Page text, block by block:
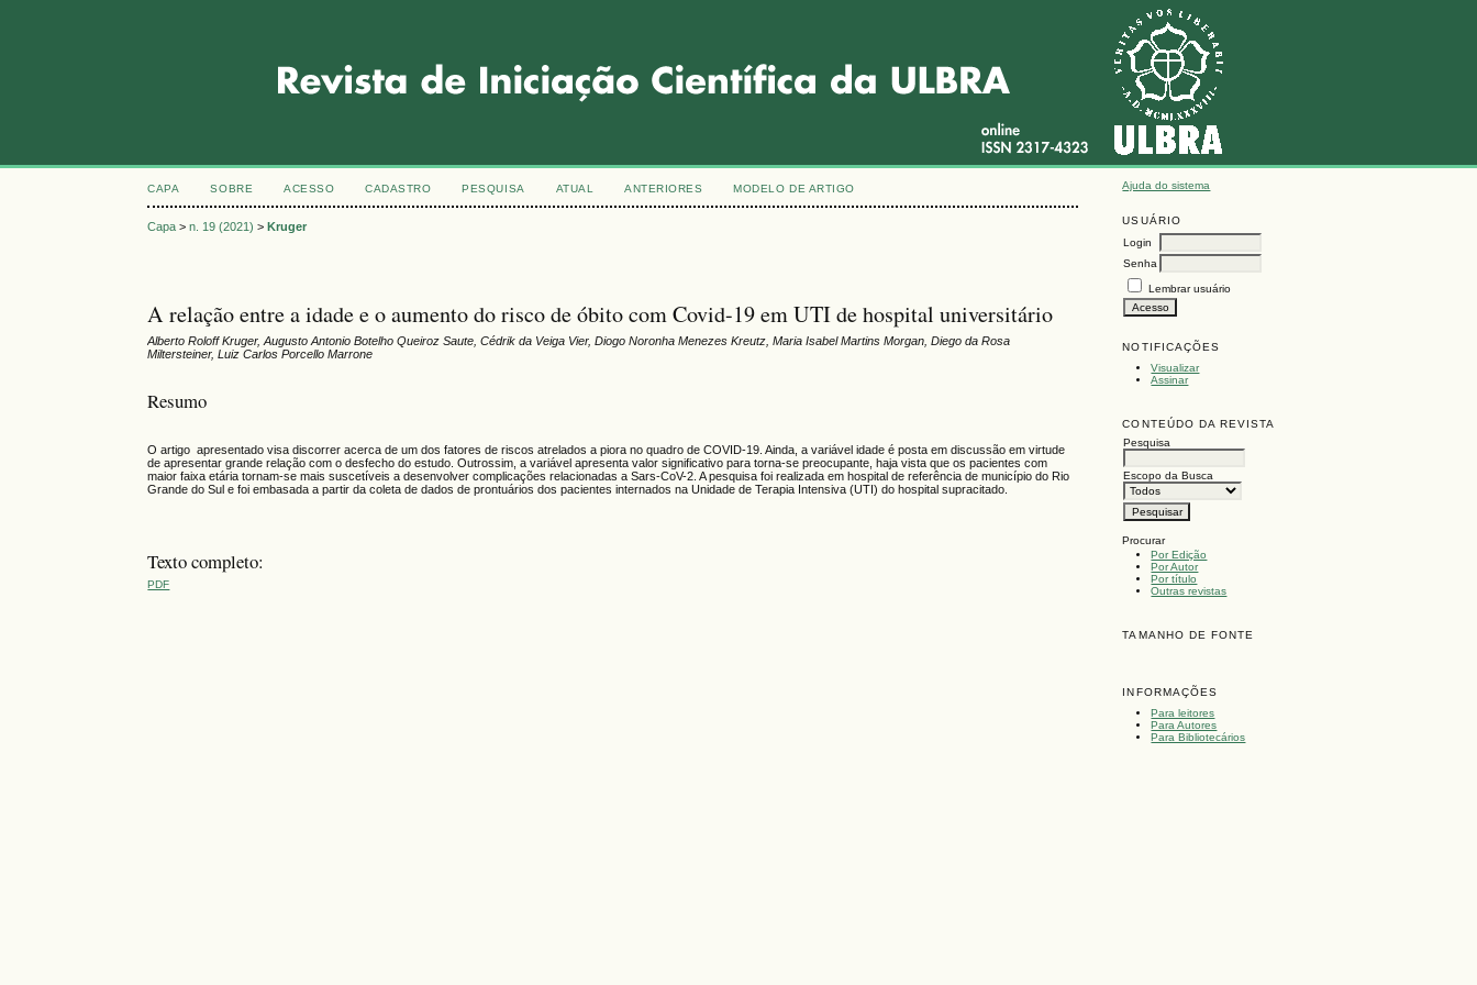
Ajuda do sistema
USUÁRIO
Login
Senha
Lembrar usuário
NOTIFICAÇÕES
Visualizar
Assinar
CONTEÚDO DA REVISTA
Pesquisa
Escopo da Busca
Procurar
Por Edição
Por Autor
Por título
Outras revistas
TAMANHO DE FONTE
INFORMAÇÕES
Para leitores
Para Autores
Para Bibliotecários
CAPA SOBRE ACESSO CADASTRO PESQUISA ATUAL ANTERIORES MODELO DE ARTIGO
Capa >n. 19 (2021) >Kruger
A relação entre a idade e o aumento do risco de óbito com Covid-19 em UTI de hospital universitário
Alberto Roloff Kruger, Augusto Antonio Botelho Queiroz Saute, Cédrik da Veiga Vier, Diogo Noronha Menezes Kreutz, Maria Isabel Martins Morgan, Diego da Rosa
Miltersteiner, Luiz Carlos Porcello Marrone
Resumo
O artigo apresentado visa discorrer acerca de um dos fatores de riscos atrelados a piora no quadro de COVID-19. Ainda, a variável idade é posta em discussão em virtude
de apresentar grande relação com o desfecho do estudo. Outrossim, a variável apresenta valor significativo para torna-se preocupante, haja vista que os pacientes com
maior faixa etária tornam-se mais suscetíveis a desenvolver complicações relacionadas a Sars-CoV-2. A pesquisa foi realizada em hospital de referência de município do Rio
Grande do Sul e foi embasada a partir da coleta de dados de prontuários dos pacientes internados na Unidade de Terapia Intensiva (UTI) do hospital supracitado.
Texto completo:
PDF